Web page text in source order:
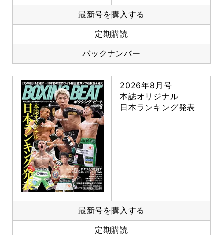
最新号を購入する
定期購読
バックナンバー
2026年8月号
本誌オリジナル
日本ランキング発表
最新号を購入する
定期購読